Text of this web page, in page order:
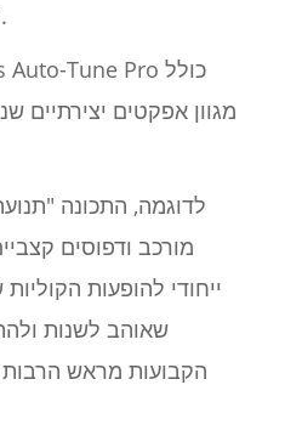
רחב להפליא של צלילים.
מגוון אפקטים יצירתיים
לדוגמה, התכונה
מורכב ודפוסים
ייחודי להופעות
שאוהב לשנות
הקבועות מראש